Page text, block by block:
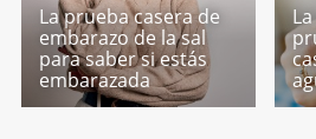
La prueba casera de
embarazo de la sal
para saber si estás
embarazada